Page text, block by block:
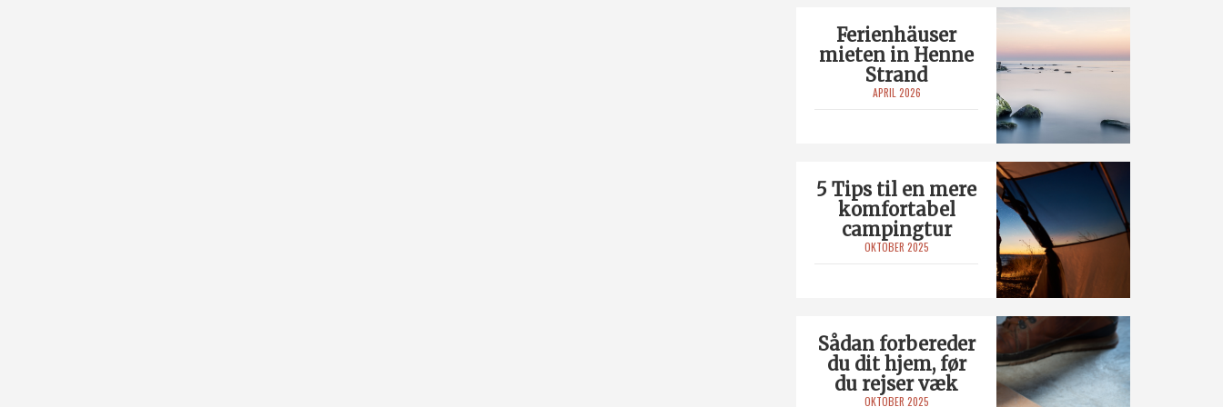
Ferienhäuser
mieten in Henne
Strand
APRIL 2026
5 Tips til en mere
komfortabel
campingtur
OKTOBER 2025
Sådan forbereder
du dit hjem, før
du rejser væk
OKTOBER 2025